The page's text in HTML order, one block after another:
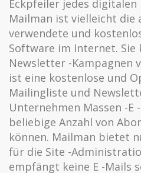
Eckpfeiler jedes
Mailman ist vielleicht die
verwendete und
Software im Internet. Sie
Newsletter -Kampagnen
ist eine kostenlose und
Mailingliste und
Unternehmen Massen -E
beliebige Anzahl von
können. Mailman bietet
für die Site -
empfängt keine E -Mails